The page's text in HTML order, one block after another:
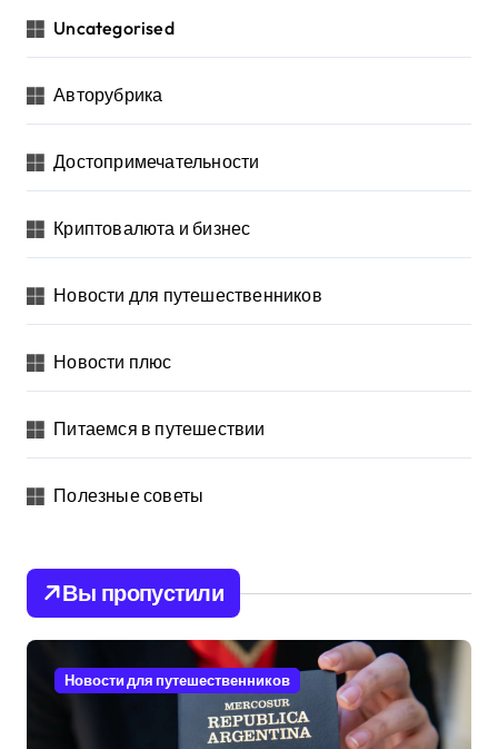
Uncategorised
Авторубрика
Достопримечательности
Криптовалюта и бизнес
Новости для путешественников
Новости плюс
Питаемся в путешествии
Полезные советы
Вы пропустили
Новости для путешественников